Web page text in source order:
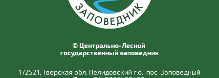
© Центрально-Лесной
государственный заповедник
172521, Тверская обл, Нелидовский г.о., пос. Заповедный